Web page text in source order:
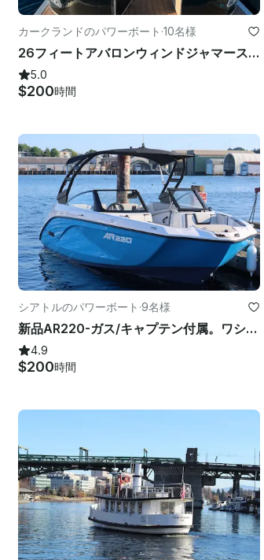
カークランドのパワーボート ·10名様
26フィートアバロンウィンドジャマースライド付きダブルデッカーポンツーン
5.0
$200時間
シアトルのパワーボート ·9名様
新品AR220-ガス/キャプテン付属。ワシントン湖とその周辺地域。
4.9
$200時間